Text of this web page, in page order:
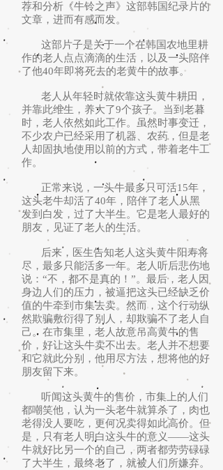
荐和分析《牛铃之声》这部韩国纪录片的
文章，进而有感而发。
这部片子是关于一个在韩国农地里耕
作的老人点点滴滴的生活，以及一头陪伴
了他40年即将死去的老黄牛的故事。
老人从年轻时就依靠这头黄牛耕田，
并靠此维生，养大了9个孩子。当到老暮
时，老人依然如此工作。虽然时事变迁，
不少农户已经采用了机器、农药，但是老
人却固执地使用以前的方式，带着老牛工
作。
正常来说，一头牛最多只可活15年，
这头老牛却活了40年，陪伴了老人从黑
发到白发，过了大半生。它是老人最好的
朋友，见证了老人的生活。
后来，医生告知老人这头黄牛阳寿将
尽，最多只能活多一年。老人听后悲伤地
说：“不，都不是真的！”。最后，老人因
身边人们的压力，被逼把这头已经缺乏价
值的牛牵到市集去卖。然而，这个行动纵
然欺骗敷衍得了别人，却欺骗不了老人自
己。在市集里，老人故意吊高黄牛的售
价，好让这头牛卖不出去。老人并不想要
和它就此分别，他用尽方法，想将他的好
朋友留下来。
听闻这头黄牛的售价，市集上的人们
都嘲笑他，认为一头老牛就算杀了，肉也
老得没人要吃，更何况卖得如此高价。但
是，只有老人明白这头牛的意义——这头
牛就好比另一个的自己，两者都劳劳碌碌
了大半生，最终老了，就被人们所嫌弃。